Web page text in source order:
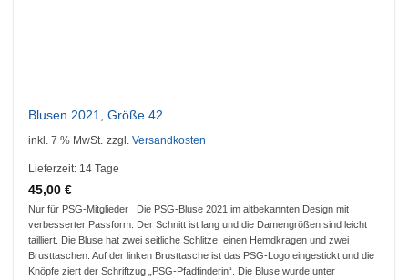
Blusen 2021, Größe 42
inkl. 7 % MwSt. zzgl.Versandkosten
Lieferzeit: 14 Tage
45,00€
Nur für PSG-Mitglieder Die PSG-Bluse 2021 im altbekannten Design mit
verbesserter Passform. Der Schnitt ist lang und die Damengrößen sind leicht
tailliert. Die Bluse hat zwei seitliche Schlitze, einen Hemdkragen und zwei
Brusttaschen. Auf der linken Brusttasche ist das PSG-Logo eingestickt und die
Knöpfe ziert der Schriftzug „PSG-Pfadfinderin“. Die Bluse wurde unter